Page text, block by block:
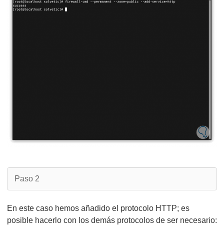
Paso 2
En este caso hemos añadido el protocolo HTTP; es
posible hacerlo con los demás protocolos de ser necesario: